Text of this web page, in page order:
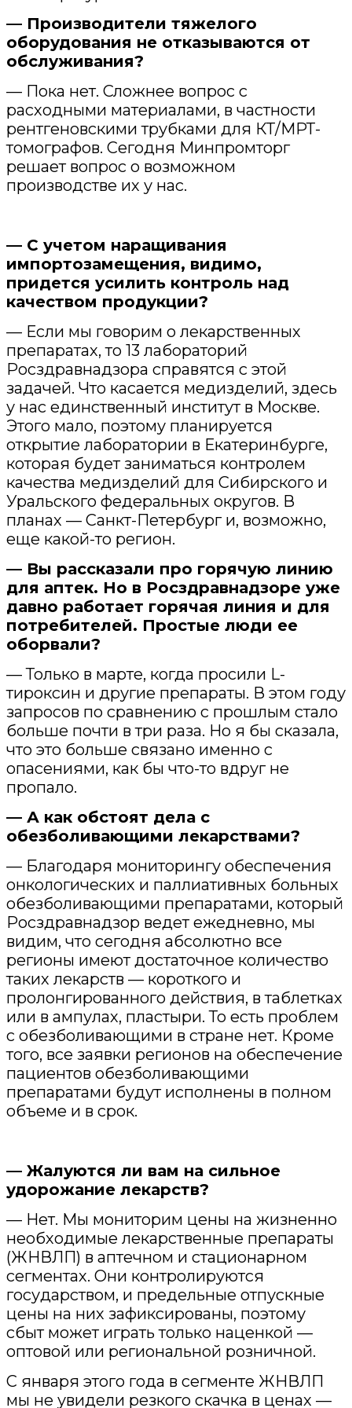
— Производители тяжелого
оборудования не отказываются от
обслуживания?
— Пока нет. Сложнее вопрос с
расходными материалами, в частности
рентгеновскими трубками для КТ/МРТ-
томографов. Сегодня Минпромторг
решает вопрос о возможном
производстве их у нас.
— С учетом наращивания
импортозамещения, видимо,
придется усилить контроль над
качеством продукции?
— Если мы говорим о лекарственных
препаратах, то 13 лабораторий
Росздравнадзора справятся с этой
задачей. Что касается медизделий, здесь
у нас единственный институт в Москве.
Этого мало, поэтому планируется
открытие лаборатории в Екатеринбурге,
которая будет заниматься контролем
качества медизделий для Сибирского и
Уральского федеральных округов. В
планах — Санкт-Петербург и, возможно,
еще какой-то регион.
— Вы рассказали про горячую линию
для аптек. Но в Росздравнадзоре уже
давно работает горячая линия и для
потребителей. Простые люди ее
оборвали?
— Только в марте, когда просили L-
тироксин и другие препараты. В этом году
запросов по сравнению с прошлым стало
больше почти в три раза. Но я бы сказала,
что это больше связано именно с
опасениями, как бы что-то вдруг не
пропало.
— А как обстоят дела с
обезболивающими лекарствами?
— Благодаря мониторингу обеспечения
онкологических и паллиативных больных
обезболивающими препаратами, который
Росздравнадзор ведет ежедневно, мы
видим, что сегодня абсолютно все
регионы имеют достаточное количество
таких лекарств — короткого и
пролонгированного действия, в таблетках
или в ампулах, пластыри. То есть проблем
с обезболивающими в стране нет. Кроме
того, все заявки регионов на обеспечение
пациентов обезболивающими
препаратами будут исполнены в полном
объеме и в срок.
— Жалуются ли вам на сильное
удорожание лекарств?
— Нет. Мы мониторим цены на жизненно
необходимые лекарственные препараты
(ЖНВЛП) в аптечном и стационарном
сегментах. Они контролируются
государством, и предельные отпускные
цены на них зафиксированы, поэтому
сбыт может играть только наценкой —
оптовой или региональной розничной.
С января этого года в сегменте ЖНВЛП
мы не увидели резкого скачка в ценах —